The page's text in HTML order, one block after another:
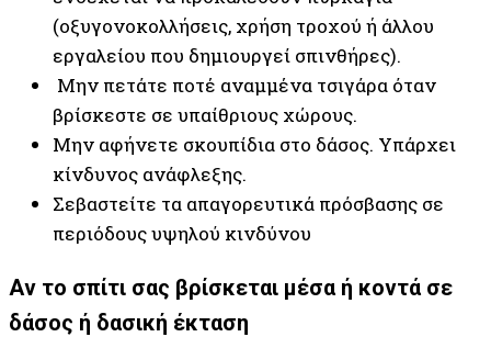
(οξυγονοκολλήσεις, χρήση τροχού ή άλλου
εργαλείου που δημιουργεί σπινθήρες).
Μην πετάτε ποτέ αναμμένα τσιγάρα όταν
βρίσκεστε σε υπαίθριους χώρους.
Μην αφήνετε σκουπίδια στο δάσος. Υπάρχει
κίνδυνος ανάφλεξης.
Σεβαστείτε τα απαγορευτικά πρόσβασης σε
περιόδους υψηλού κινδύνου
Αν το σπίτι σας βρίσκεται μέσα ή κοντά σε
δάσος ή δασική έκταση